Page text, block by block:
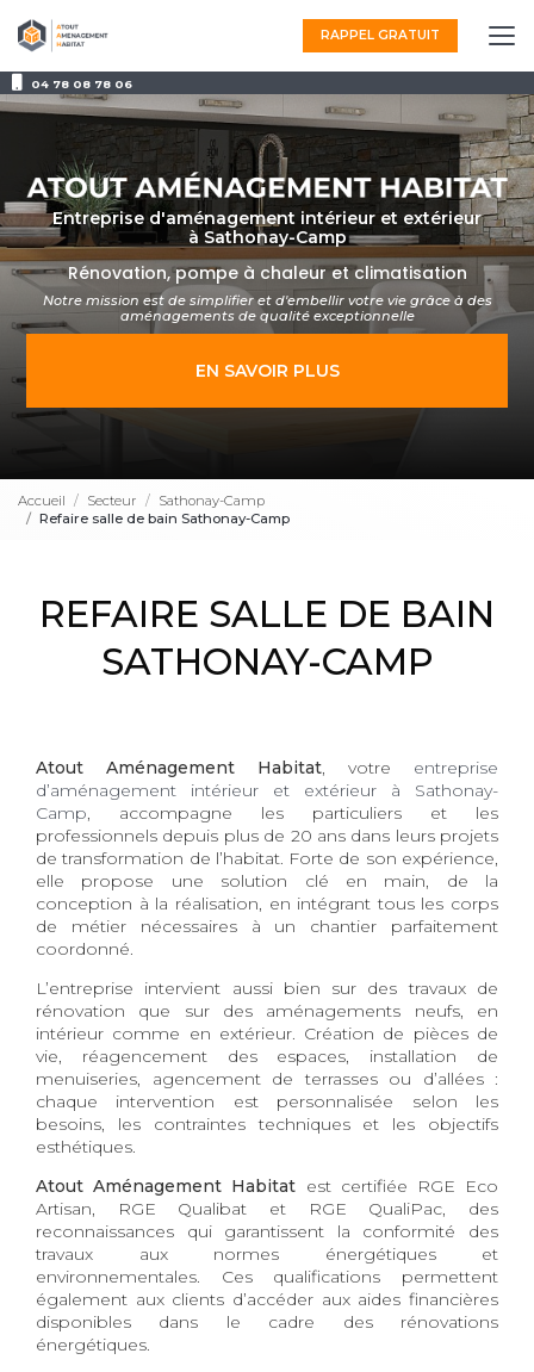
au
contenu
principal
04 78 08 78 06
RAPPEL GRATUIT
Entreprise d'aménagement intérieur et extérieur
à Sathonay-Camp
Rénovation, pompe à chaleur et climatisation
Notre mission est de simplifier et d'embellir votre vie grâce à des
aménagementsde qualité exceptionnelle
EN SAVOIR PLUS
Accueil Secteur
Sathonay-Camp
Refaire salle de bain Sathonay-Camp
REFAIRE SALLE DE BAIN
SATHONAY-CAMP
Atout Aménagement Habitat, votre entreprise
d’aménagement intérieur et extérieur à Sathonay-
Camp, accompagne les particuliers et les
professionnels depuis plus de 20 ans dans leurs projets
de transformation de l’habitat. Forte de son expérience,
elle propose une solution clé en main, de la
conception à la réalisation, en intégrant tous les corps
de métier nécessaires à un chantier parfaitement
coordonné.
L’entreprise intervient aussi bien sur des travaux de
rénovation que sur des aménagements neufs, en
intérieur comme en extérieur. Création de pièces de
vie, réagencement des espaces, installation de
menuiseries, agencement de terrasses ou d’allées :
chaque intervention est personnalisée selon les
besoins, les contraintes techniques et les objectifs
esthétiques.
Atout Aménagement Habitat est certifiée RGE Eco
Artisan, RGE Qualibat et RGE QualiPac, des
reconnaissances qui garantissent la conformité des
travaux aux normes énergétiques et
environnementales. Ces qualifications permettent
également aux clients d’accéder aux aides financières
disponibles dans le cadre des rénovations
énergétiques.